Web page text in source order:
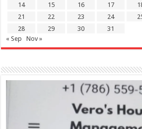
14
15 16 17
21
22 23 24
28
29 30
31
« Sep
Nov »